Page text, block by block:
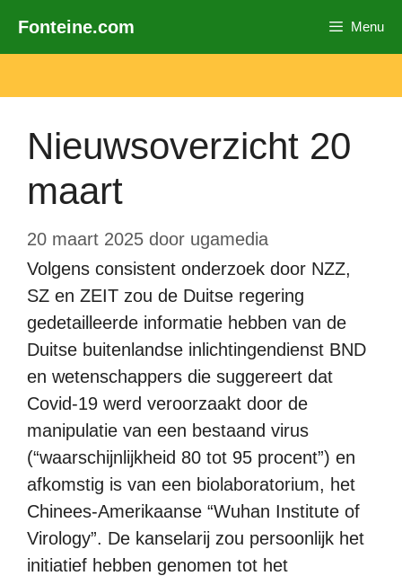
naar
inhoud
Fonteine.com Menu
Nieuwsoverzicht 20
maart
20 maart 2025 door ugamedia
Volgens consistent onderzoek door NZZ,
SZ en ZEIT zou de Duitse regering
gedetailleerde informatie hebben van de
Duitse buitenlandse inlichtingendienst BND
en wetenschappers die suggereert dat
Covid-19 werd veroorzaakt door de
manipulatie van een bestaand virus
(“waarschijnlijkheid 80 tot 95 procent”) en
afkomstig is van een biolaboratorium, het
Chinees-Amerikaanse “Wuhan Institute of
Virology”. De kanselarij zou persoonlijk het
initiatief hebben genomen tot het